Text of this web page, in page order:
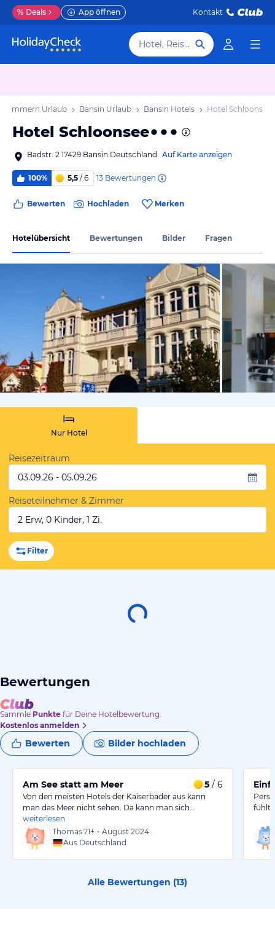
% Deals App öffnen Kontakt
Hotel, Reiseziel
Urlaub Bansin Urlaub Bansin Hotels Hotel Schloonsee
Hotel Schloonsee
Badstr. 2 17429 Bansin Deutschland Auf Karte anzeigen
100% 5,5 / 6 13 Bewertungen
Bewerten Hochladen Merken
Hotelübersicht Bewertungen Bilder Fragen
von
Nur Hotel
Reisezeitraum
03.09.26 - 05.09.26
Reiseteilnehmer & Zimmer
2 Erw, 0 Kinder, 1 Zi.
Filter
Bewertungen
Sammle Punkte für Deine Hotelbewertung.
Kostenlos anmelden
Bewerten Bilder hochladen
Am See statt am Meer 5 / 6
Von den meisten Hotels der Kaiserbäder aus kann
man das Meer nicht sehen. Da kann man sich…
weiterlesen
Thomas71+ • August 2024
Aus Deutschland
fühlt
Alle Bewertungen (13)